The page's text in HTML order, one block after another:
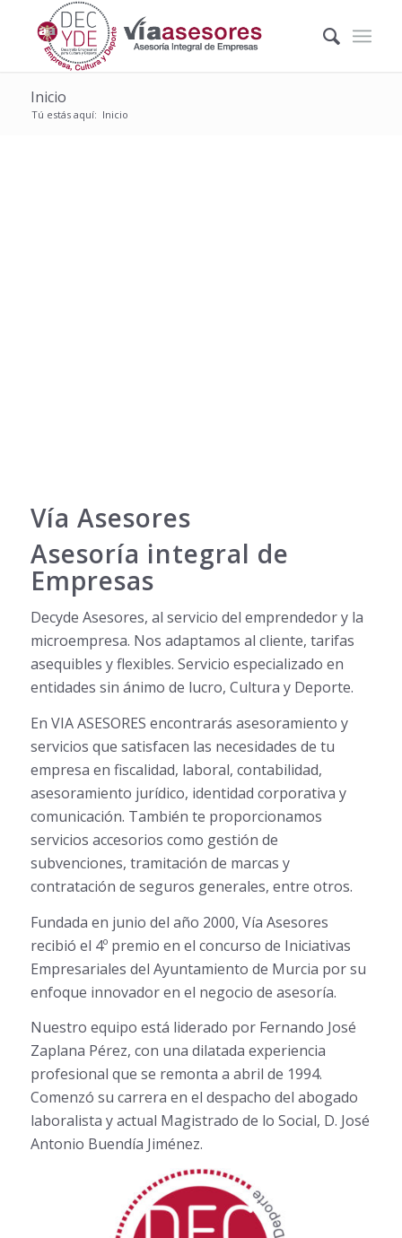
Inicio
Tú estás aquí: Inicio
Vía Asesores
Asesoría integral de
Empresas
Decyde Asesores, al servicio del emprendedor y la
microempresa. Nos adaptamos al cliente, tarifas
asequibles y flexibles. Servicio especializado en
entidades sin ánimo de lucro, Cultura y Deporte.
En VIA ASESORES encontrarás asesoramiento y
servicios que satisfacen las necesidades de tu
empresa en fiscalidad, laboral, contabilidad,
asesoramiento jurídico, identidad corporativa y
comunicación. También te proporcionamos
servicios accesorios como gestión de
subvenciones, tramitación de marcas y
contratación de seguros generales, entre otros.
Fundada en junio del año 2000, Vía Asesores
recibió el 4º premio en el concurso de Iniciativas
Empresariales del Ayuntamiento de Murcia por su
enfoque innovador en el negocio de asesoría.
Nuestro equipo está liderado por Fernando José
Zaplana Pérez, con una dilatada experiencia
profesional que se remonta a abril de 1994.
Comenzó su carrera en el despacho del abogado
laboralista y actual Magistrado de lo Social, D. José
Antonio Buendía Jiménez.